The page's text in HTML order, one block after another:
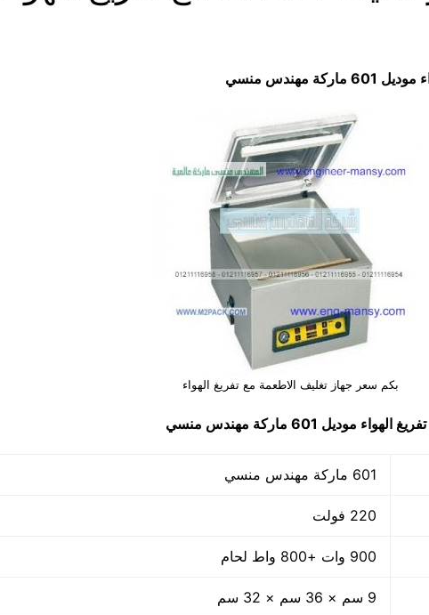
موديل 601 ماركة مهندس منسي
بكم سعر جهاز تغليف الاطعمة مع تفريغ الهواء
الهواء موديل 601 ماركة مهندس منسي
601 ماركة مهندس منسي
220 فولت
900 وات +800 واط لحام
9 سم × 36 سم × 32 سم